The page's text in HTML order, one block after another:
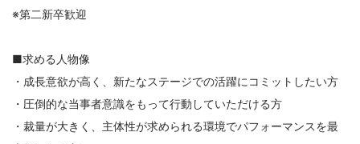
※第二新卒歓迎
■求める人物像
・成長意欲が高く、新たなステージでの活躍にコミットしたい方
・圧倒的な当事者意識をもって行動していただける方
・裁量が大きく、主体性が求められる環境でパフォーマンスを最